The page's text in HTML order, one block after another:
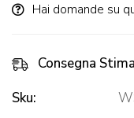
Hai domande su
Consegna
Sku: